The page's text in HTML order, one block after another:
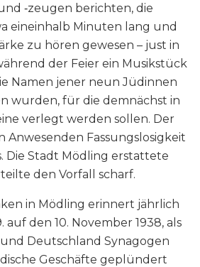
‑zeugen berichten, die
eineinhalb Minuten lang und
zu hören gewesen – just in
der Feier ein Musikstück
Namen jener neun Jüdinnen
wurden, für die demnächst in
verlegt werden sollen. Der
Anwesenden Fassungslosigkeit
Die Stadt Mödling erstattete
den Vorfall scharf.
in Mödling erinnert jährlich
auf den 10. November 1938, als
Deutschland Synagogen
Geschäfte geplündert